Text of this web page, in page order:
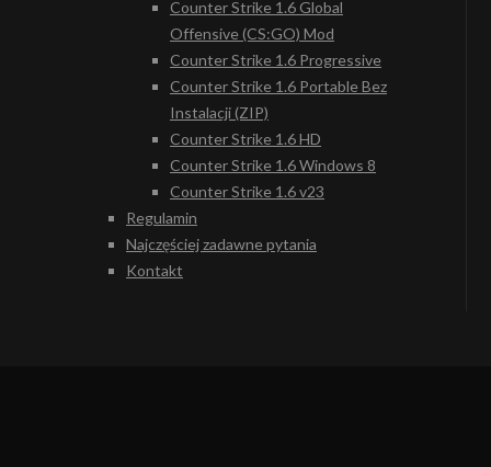
Counter Strike 1.6 Global
Offensive (CS:GO) Mod
Counter Strike 1.6 Progressive
Counter Strike 1.6 Portable Bez
Instalacji (ZIP)
Counter Strike 1.6 HD
Counter Strike 1.6 Windows 8
Counter Strike 1.6 v23
Regulamin
Najczęściej zadawne pytania
Kontakt